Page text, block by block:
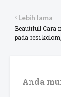
Lebih lama
Beautifull Cara
pada besi
Anda